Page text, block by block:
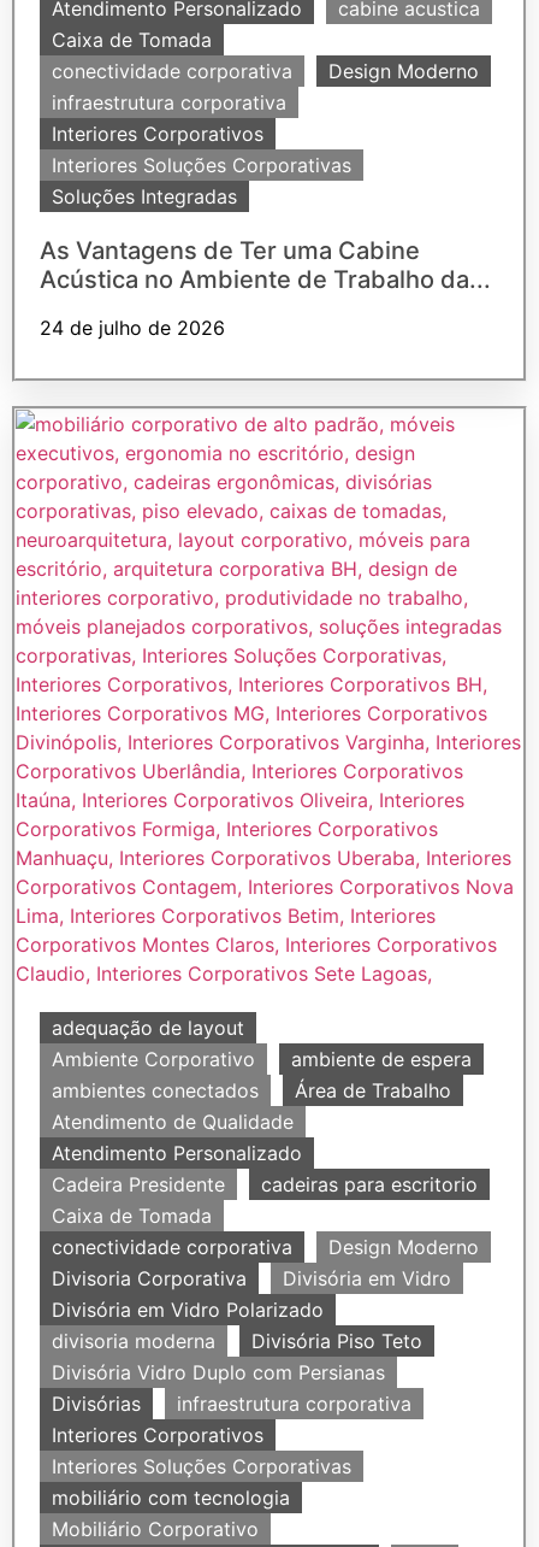
Atendimento Personalizado
cabine acustica
Caixa de Tomada
conectividade corporativa
Design Moderno
infraestrutura corporativa
Interiores Corporativos
Interiores Soluções Corporativas
Soluções Integradas
As Vantagens de Ter uma Cabine
Acústica no Ambiente de Trabalho da...
24 de julho de 2026
adequação de layout
Ambiente Corporativo
ambiente de espera
ambientes conectados
Área de Trabalho
Atendimento de Qualidade
Atendimento Personalizado
Cadeira Presidente
cadeiras para escritorio
Caixa de Tomada
conectividade corporativa
Design Moderno
Divisoria Corporativa
Divisória em Vidro
Divisória em Vidro Polarizado
divisoria moderna
Divisória Piso Teto
Divisória Vidro Duplo com Persianas
Divisórias
infraestrutura corporativa
Interiores Corporativos
Interiores Soluções Corporativas
mobiliário com tecnologia
Mobiliário Corporativo